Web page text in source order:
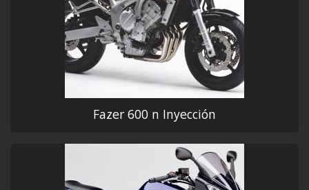
Fazer 600 n Inyección